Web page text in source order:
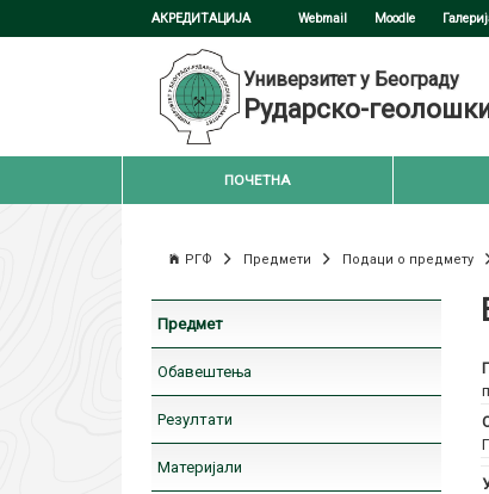
АКРЕДИТАЦИЈА Webmail Moodle
Универзитет у Београду
Рударско-
ПОЧЕТНА
РГФ Предмети Подаци о предмету
Предмет
Обавештења
Резултати
Материјали